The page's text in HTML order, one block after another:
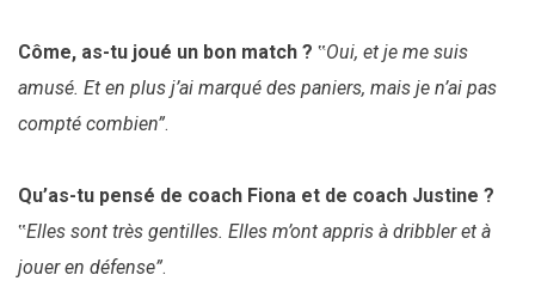
Côme, as-tu joué un bon match ? ‟Oui, et je me suis
amusé. Et en plus j’ai marqué des paniers, mais je n’ai pas
compté combien”.
Qu’as-tu pensé de coach Fiona et de coach Justine ?
‟Elles sont très gentilles. Elles m’ont appris à dribbler et à
jouer en défense”.